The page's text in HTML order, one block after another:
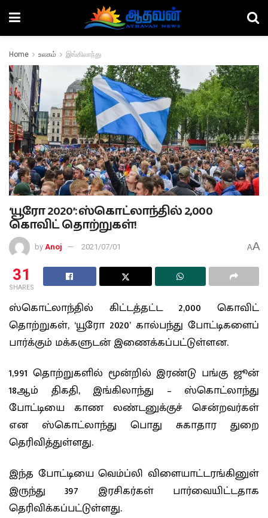
Home உலகம் இங்கிலாந்து
‘யூரோ 2020’: ஸ்கொட்லாந்தில் 2,000
கொவிட் தொற்றுகள்!
by Anoj 2021/07/01 AA
31
SHARES
ஸ்கொட்லாந்தில் கிட்டத்தட்ட 2,000 கொவிட்
தொற்றுகள், ‘யூரோ 2020’ கால்பந்து போட்டிகளைப்
பார்க்கும் மக்களுடன் இணைக்கப்பட்டுள்ளன.
1,991 தொற்றுகளில் மூன்றில் இரண்டு பங்கு ஜூன்
18ஆம் திகதி, இங்கிலாந்து – ஸ்கொட்லாந்து
போட்டியை காண லண்டனுக்குச் சென்றவர்கள்
என ஸ்கொட்லாந்து பொது சுகாதார துறை
தெரிவித்துள்ளது.
இந்த போட்டியை வெம்ப்லி விளையாட்டரங்கினுள்
இருந்து 397 இரசிகர்கள் பார்வையிட்டதாக
தெரிவிக்கப்பட்டுள்ளது.